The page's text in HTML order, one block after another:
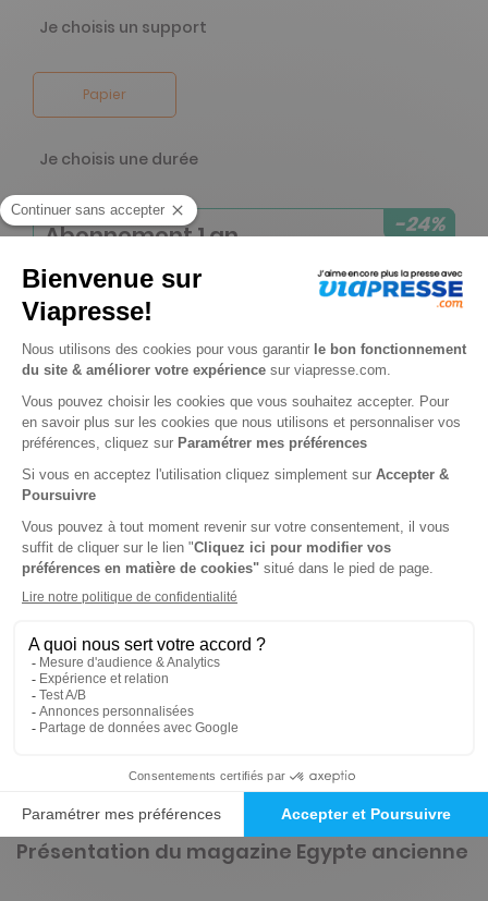
Je choisis un support
Papier
Je choisis une durée
-24%
Abonnement 1 an
39€02
Tarif France métropolitaine
Renouvellement à date d’anniversaire
-26%
Abonnement 2 ans
8 n° • Papier
76€
Tarif France métropolitaine
Renouvellement à date d’anniversaire
Papier
6€45
Prix par n° pendant 6 mois, puis 12,60 € par n°
Présentation du magazine Egypte ancienne